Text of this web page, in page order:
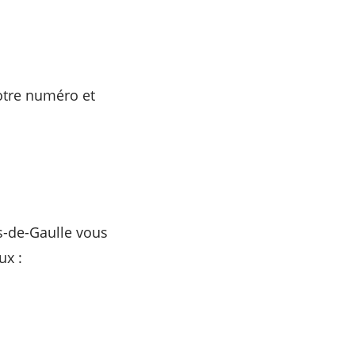
numéro et
de-Gaulle vous
: